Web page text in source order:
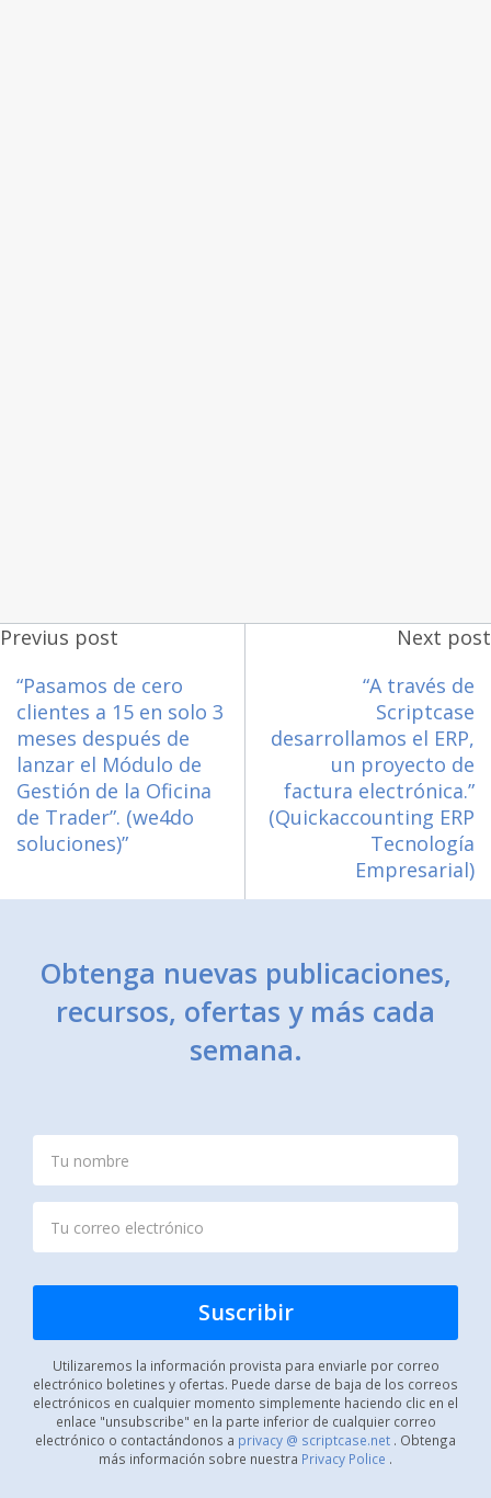
Previus post
“Pasamos de cero
clientes a 15 en solo 3
meses después de
lanzar el Módulo de
Gestión de la Oficina
de Trader”. (we4do
soluciones)”
Next post
“A través de
Scriptcase
desarrollamos el ERP,
un proyecto de
factura electrónica.”
(Quickaccounting ERP
Tecnología
Empresarial)
Obtenga nuevas publicaciones,
recursos, ofertas y más cada
semana.
Utilizaremos la información provista para enviarle por correo
electrónico boletines y ofertas. Puede darse de baja de los correos
electrónicos en cualquier momento simplemente haciendo clic en el
enlace "unsubscribe" en la parte inferior de cualquier correo
electrónico o contactándonos a privacy @ scriptcase.net . Obtenga
más información sobre nuestra Privacy Police .